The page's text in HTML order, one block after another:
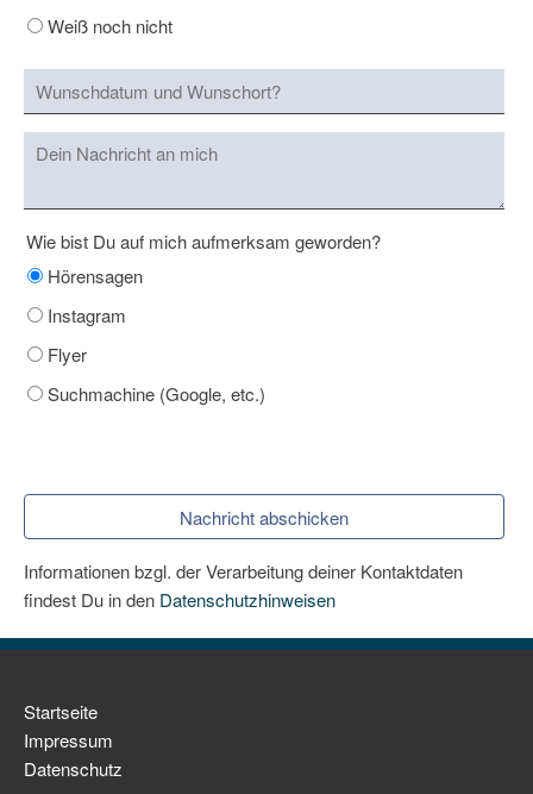
mich
FAQ
Preise
Impressum
Datenschutz
Weiß noch nicht
Wie bist Du auf mich aufmerksam geworden?
Hörensagen
Instagram
Flyer
Suchmachine (Google, etc.)
Nachricht abschicken
Informationen bzgl. der Verarbeitung deiner Kontaktdaten
findest Du in den Datenschutzhinweisen
Navigation
überspringen
Startseite
Impressum
Datenschutz